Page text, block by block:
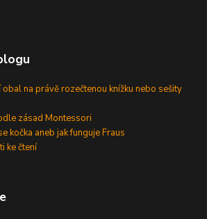
na právě rozečtenou knížku nebo sešity
zásad Montessori
kočka aneb jak funguje Fraus
ke čtení